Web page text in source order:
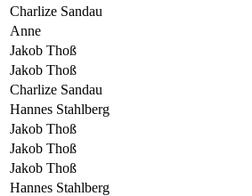
Charlize Sandau
Anne
Jakob Thoß
Jakob Thoß
Charlize Sandau
Hannes Stahlberg
Jakob Thoß
Jakob Thoß
Jakob Thoß
Hannes Stahlberg